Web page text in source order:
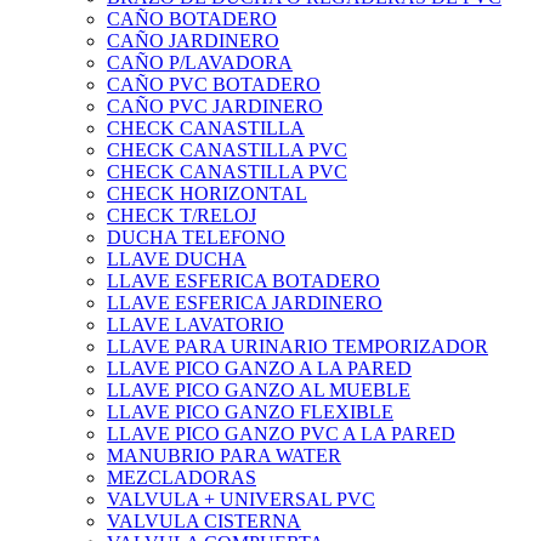
CAÑO BOTADERO
CAÑO JARDINERO
CAÑO P/LAVADORA
CAÑO PVC BOTADERO
CAÑO PVC JARDINERO
CHECK CANASTILLA
CHECK CANASTILLA PVC
CHECK CANASTILLA PVC
CHECK HORIZONTAL
CHECK T/RELOJ
DUCHA TELEFONO
LLAVE DUCHA
LLAVE ESFERICA BOTADERO
LLAVE ESFERICA JARDINERO
LLAVE LAVATORIO
LLAVE PARA URINARIO TEMPORIZADOR
LLAVE PICO GANZO A LA PARED
LLAVE PICO GANZO AL MUEBLE
LLAVE PICO GANZO FLEXIBLE
LLAVE PICO GANZO PVC A LA PARED
MANUBRIO PARA WATER
MEZCLADORAS
VALVULA + UNIVERSAL PVC
VALVULA CISTERNA